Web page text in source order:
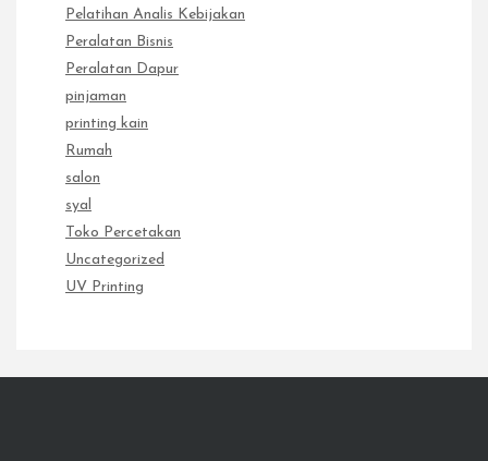
Pelatihan Analis Kebijakan
Peralatan Bisnis
Peralatan Dapur
pinjaman
printing kain
Rumah
salon
syal
Toko Percetakan
Uncategorized
UV Printing